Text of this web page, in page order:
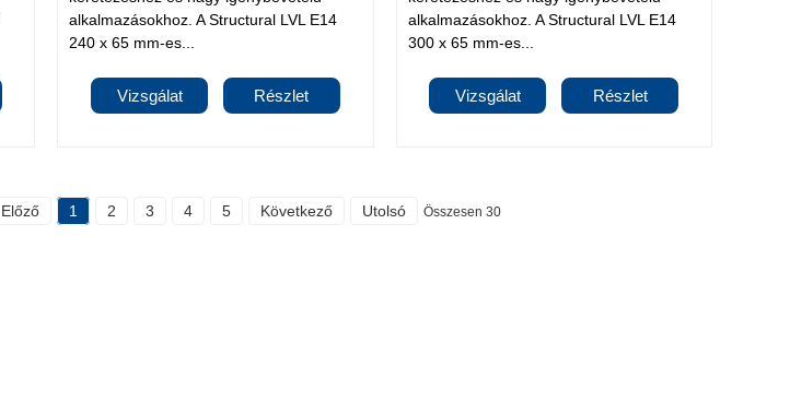
alkalmazásokhoz. A Structural LVL E14
240 x 65 mm-es...
Vizsgálat Részlet
alkalmazásokhoz. A Structural LVL E14
300 x 65 mm-es...
Vizsgálat Részlet
Előző 1 2 3 4 5 Következő Utolsó Összesen 30